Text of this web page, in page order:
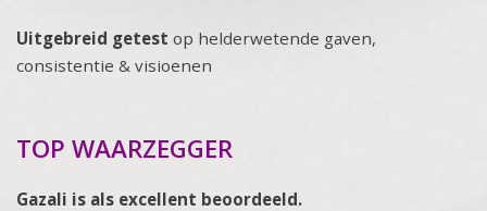
Uitgebreid getest op helderwetende gaven,
consistentie & visioenen
TOP WAARZEGGER
Gazali is als excellent beoordeeld.